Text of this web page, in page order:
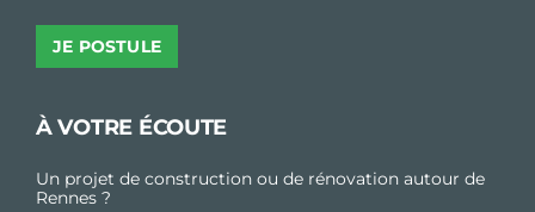
JE POSTULE
À VOTRE ÉCOUTE
Un projet de construction ou de rénovation autour de
Rennes ?